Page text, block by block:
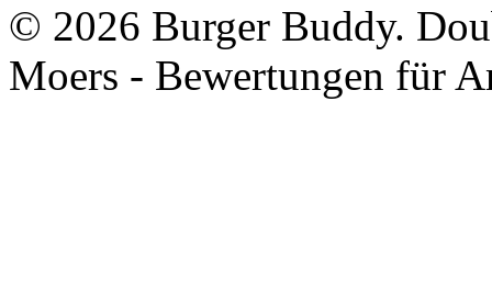
© 2026 Burger Buddy.
Moers - Bewertungen für